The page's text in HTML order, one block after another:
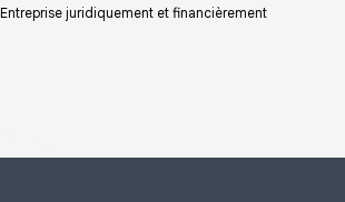
Entreprise juridiquement et financièrement